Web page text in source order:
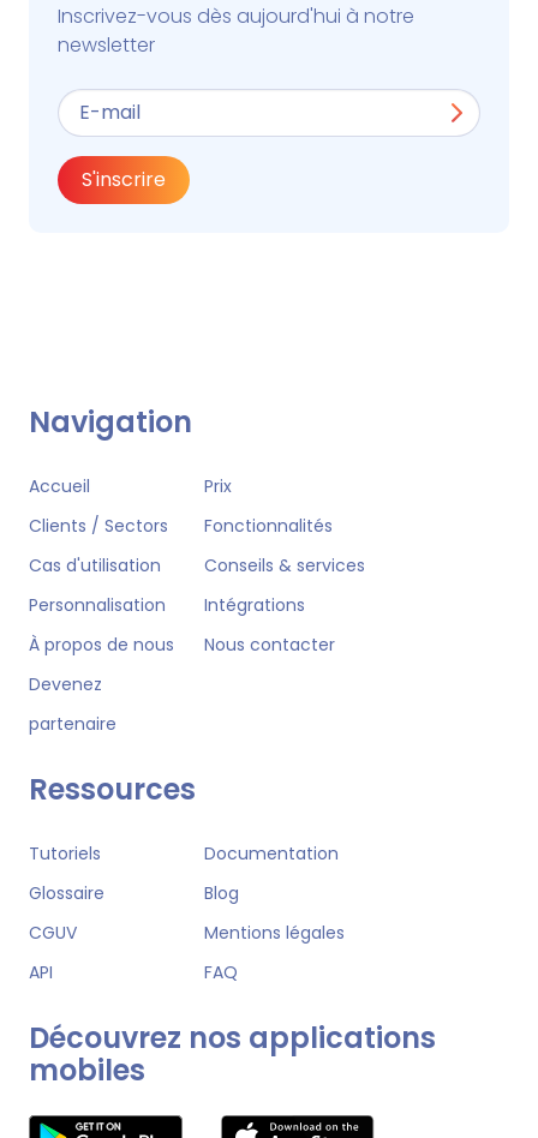
Inscrivez-vous dès aujourd'hui à notre
newsletter
S'inscrire
Navigation
Accueil
Prix
Clients / Sectors
Fonctionnalités
Cas d'utilisation
Conseils & services
Personnalisation
Intégrations
À propos de nous
Nous contacter
Devenez
partenaire
Ressources
Tutoriels
Documentation
Glossaire
Blog
CGUV
Mentions légales
API
FAQ
Découvrez nos applications
mobiles